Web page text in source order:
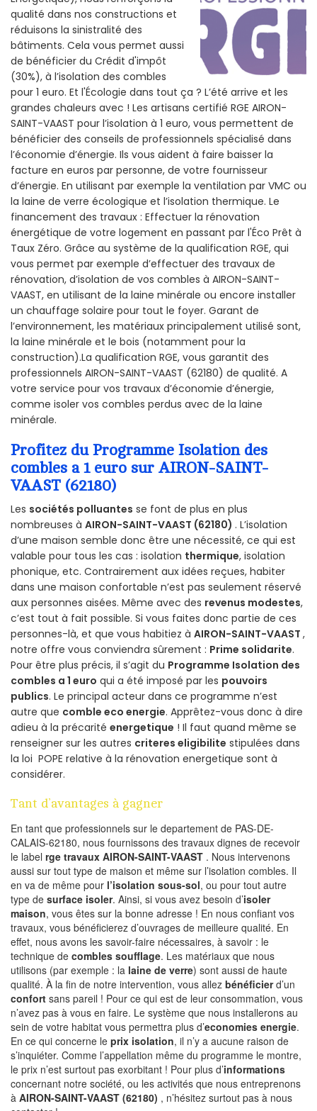
qualité dans nos constructions et
réduisons la sinistralité des
bâtiments. Cela vous permet aussi
de bénéficier du Crédit d'impôt
(30%), à l’isolation des combles
pour 1 euro. Et l'Écologie dans tout ça ? L’été arrive et les
grandes chaleurs avec ! Les artisans certifié RGE AIRON-
SAINT-VAAST pour l’isolation à 1 euro, vous permettent de
bénéficier des conseils de professionnels spécialisé dans
l’économie d’énergie. Ils vous aident à faire baisser la
facture en euros par personne, de votre fournisseur
d’énergie. En utilisant par exemple la ventilation par VMC ou
la laine de verre écologique et l’isolation thermique. Le
financement des travaux : Effectuer la rénovation
énergétique de votre logement en passant par l'Éco Prêt à
Taux Zéro. Grâce au système de la qualification RGE, qui
vous permet par exemple d’effectuer des travaux de
rénovation, d’isolation de vos combles à AIRON-SAINT-
VAAST, en utilisant de la laine minérale ou encore installer
un chauffage solaire pour tout le foyer. Garant de
l’environnement, les matériaux principalement utilisé sont,
la laine minérale et le bois (notamment pour la
construction).La qualification RGE, vous garantit des
professionnels AIRON-SAINT-VAAST (62180) de qualité. A
votre service pour vos travaux d’économie d’énergie,
comme isoler vos combles perdus avec de la laine
minérale.
Profitez du Programme Isolation des
combles a 1 euro sur AIRON-SAINT-
VAAST (62180)
Les sociétés polluantes se font de plus en plus
nombreuses à AIRON-SAINT-VAAST (62180) . L’isolation
d’une maison semble donc être une nécessité, ce qui est
valable pour tous les cas : isolation thermique, isolation
phonique, etc. Contrairement aux idées reçues, habiter
dans une maison confortable n’est pas seulement réservé
aux personnes aisées. Même avec des revenus modestes,
c’est tout à fait possible. Si vous faites donc partie de ces
personnes-là, et que vous habitiez à AIRON-SAINT-VAAST ,
notre offre vous conviendra sûrement : Prime solidarite.
Pour être plus précis, il s’agit du Programme Isolation des
combles a 1 euro qui a été imposé par les pouvoirs
publics. Le principal acteur dans ce programme n’est
autre que comble eco energie. Apprêtez-vous donc à dire
adieu à la précarité energetique ! Il faut quand même se
renseigner sur les autres criteres eligibilite stipulées dans
la loi POPE relative à la rénovation energetique sont à
considérer.
Tant d’avantages à gagner
En tant que professionnels sur le departement de PAS-DE-
CALAIS-62180, nous fournissons des travaux dignes de recevoir
le label rge travaux AIRON-SAINT-VAAST . Nous intervenons
aussi sur tout type de maison et même sur l’isolation combles. Il
en va de même pour l’isolation sous-sol, ou pour tout autre
type de surface isoler. Ainsi, si vous avez besoin d’isoler
maison, vous êtes sur la bonne adresse ! En nous confiant vos
travaux, vous bénéficierez d’ouvrages de meilleure qualité. En
effet, nous avons les savoir-faire nécessaires, à savoir : le
technique de combles soufflage. Les matériaux que nous
utilisons (par exemple : la laine de verre) sont aussi de haute
qualité. À la fin de notre intervention, vous allez bénéficierd’un
confort sans pareil ! Pour ce qui est de leur consommation, vous
n’avez pas à vous en faire. Le système que nous installerons au
sein de votre habitat vous permettra plus d’economies energie.
En ce qui concerne le prix isolation, il n’y a aucune raison de
s’inquiéter. Comme l’appellation même du programme le montre,
le prix n’est surtout pas exorbitant ! Pour plus d’informations
concernant notre société, ou les activités que nous entreprenons
à AIRON-SAINT-VAAST (62180) , n’hésitez surtout pas à nous